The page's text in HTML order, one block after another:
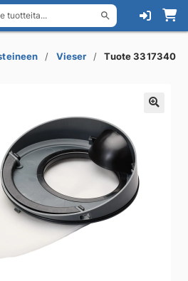
tuotteita...
Vieser Tuote 3317340